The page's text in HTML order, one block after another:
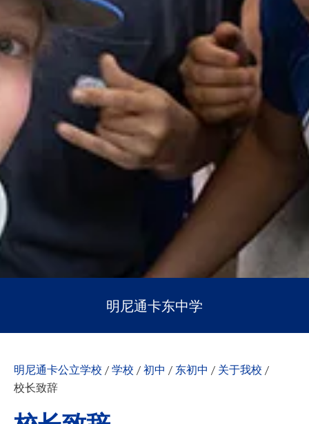
明尼通卡东中学
明尼通卡公立学校 /学校 /初中 /东初中 / 关于我校 /
校长致辞